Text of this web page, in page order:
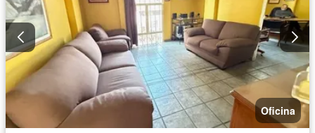
Oficina